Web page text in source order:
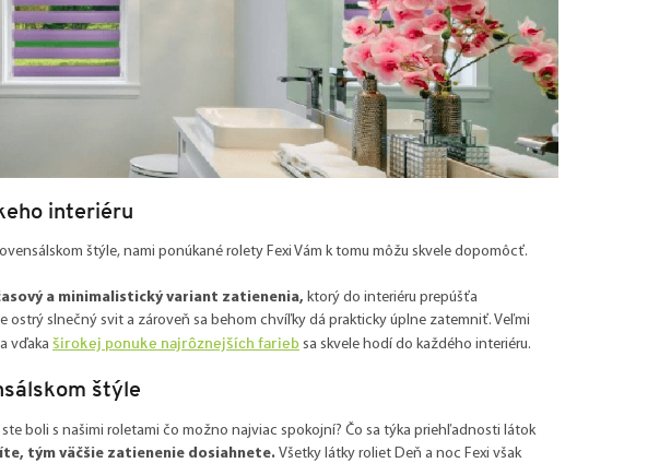
interiéru
štýle, nami ponúkané rolety Fexi Vám k tomu môžu skvele dopomôcť.
a minimalistický variant zatienenia, ktorý do interiéru prepúšťa
slnečný svit a zároveň sa behom chvíľky dá prakticky úplne zatemniť. Veľmi
vďaka širokej ponuke najrôznejších farieb sa skvele hodí do každého interiéru.
štýle
boli s našimi roletami čo možno najviac spokojní? Čo sa týka priehľadnosti látok
tým väčšie zatienenie dosiahnete. Všetky látky roliet Deň a noc Fexi však